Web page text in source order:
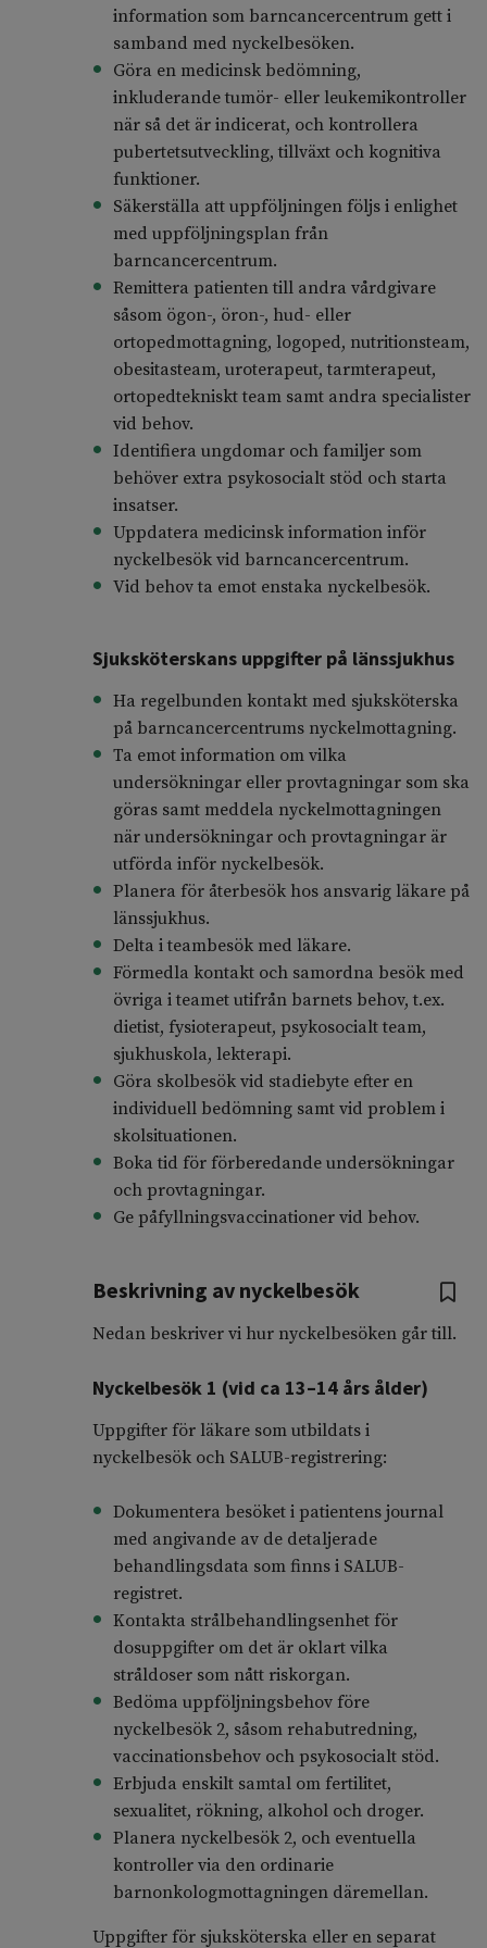
information som barncancercentrum gett i
samband med nyckelbesöken.
Göra en medicinsk bedömning,
inkluderande tumör- eller leukemikontroller
när så det är indicerat, och kontrollera
pubertetsutveckling, tillväxt och kognitiva
funktioner.
Säkerställa att uppföljningen följs i enlighet
med uppföljningsplan från
barncancercentrum.
Remittera patienten till andra vårdgivare
såsom ögon-, öron-, hud- eller
ortopedmottagning, logoped, nutritionsteam,
obesitasteam, uroterapeut, tarmterapeut,
ortopedtekniskt team samt andra specialister
vid behov.
Identifiera ungdomar och familjer som
behöver extra psykosocialt stöd och starta
insatser.
Uppdatera medicinsk information inför
nyckelbesök vid barncancercentrum.
Vid behov ta emot enstaka nyckelbesök.
Sjuksköterskans uppgifter på länssjukhus
Ha regelbunden kontakt med sjuksköterska
på barncancercentrums nyckelmottagning.
Ta emot information om vilka
undersökningar eller provtagningar som ska
göras samt meddela nyckelmottagningen
när undersökningar och provtagningar är
utförda inför nyckelbesök.
Planera för återbesök hos ansvarig läkare på
länssjukhus.
Delta i teambesök med läkare.
Förmedla kontakt och samordna besök med
övriga i teamet utifrån barnets behov, t.ex.
dietist, fysioterapeut, psykosocialt team,
sjukhuskola, lekterapi.
Göra skolbesök vid stadiebyte efter en
individuell bedömning samt vid problem i
skolsituationen.
Boka tid för förberedande undersökningar
och provtagningar.
Ge påfyllningsvaccinationer vid behov.
Beskrivning av nyckelbesök
Nedan beskriver vi hur nyckelbesöken går till.
Nyckelbesök 1 (vid ca 13–14 års ålder)
Uppgifter för läkare som utbildats i
nyckelbesök och SALUB-registrering:
Dokumentera besöket i patientens journal
med angivande av de detaljerade
behandlingsdata som finns i SALUB-
registret.
Kontakta strålbehandlingsenhet för
dosuppgifter om det är oklart vilka
stråldoser som nått riskorgan.
Bedöma uppföljningsbehov före
nyckelbesök 2, såsom rehabutredning,
vaccinationsbehov och psykosocialt stöd.
Erbjuda enskilt samtal om fertilitet,
sexualitet, rökning, alkohol och droger.
Planera nyckelbesök 2, och eventuella
kontroller via den ordinarie
barnonkologmottagningen däremellan.
Uppgifter för sjuksköterska eller en separat